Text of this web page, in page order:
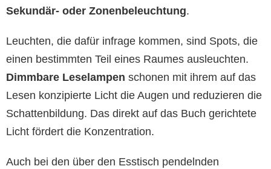
Sekundär- oder Zonenbeleuchtung.
Leuchten, die dafür infrage kommen, sind Spots, die
einen bestimmten Teil eines Raumes ausleuchten.
Dimmbare Leselampen schonen mit ihrem auf das
Lesen konzipierte Licht die Augen und reduzieren die
Schattenbildung. Das direkt auf das Buch gerichtete
Licht fördert die Konzentration.
Auch bei den über den Esstisch pendelnden